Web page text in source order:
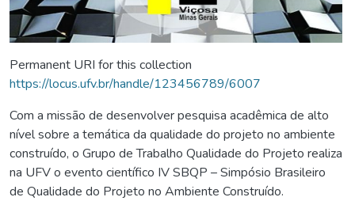
Permanent URI for this collection
https://locus.ufv.br/handle/123456789/6007
Com a missão de desenvolver pesquisa acadêmica de alto
nível sobre a temática da qualidade do projeto no ambiente
construído, o Grupo de Trabalho Qualidade do Projeto realiza
na UFV o evento científico IV SBQP – Simpósio Brasileiro
de Qualidade do Projeto no Ambiente Construído.